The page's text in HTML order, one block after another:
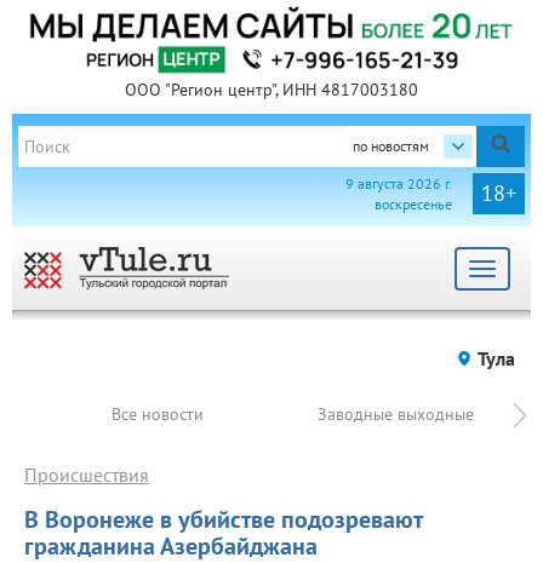
ООО "Регион центр", ИНН 4817003180
по новостям
18+
9 августа 2026 г.
воскресенье
Toggle
Тула
Все новости Заводные выходные
В Воронеже в убийстве подозревают
гражданина Азербайджана
Происшествия